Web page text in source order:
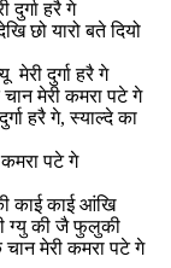
दुर्गा हरै गे
छो यारो बते दियो
मेरी दुर्गा हरै गे
मेरी कमरा पटे गे
हरै गे, स्याल्दे का
कमरा पटे गे
काई काई आंखि
ग्यु की जै फुलुकी
चान मेरी कमरा पटे गे